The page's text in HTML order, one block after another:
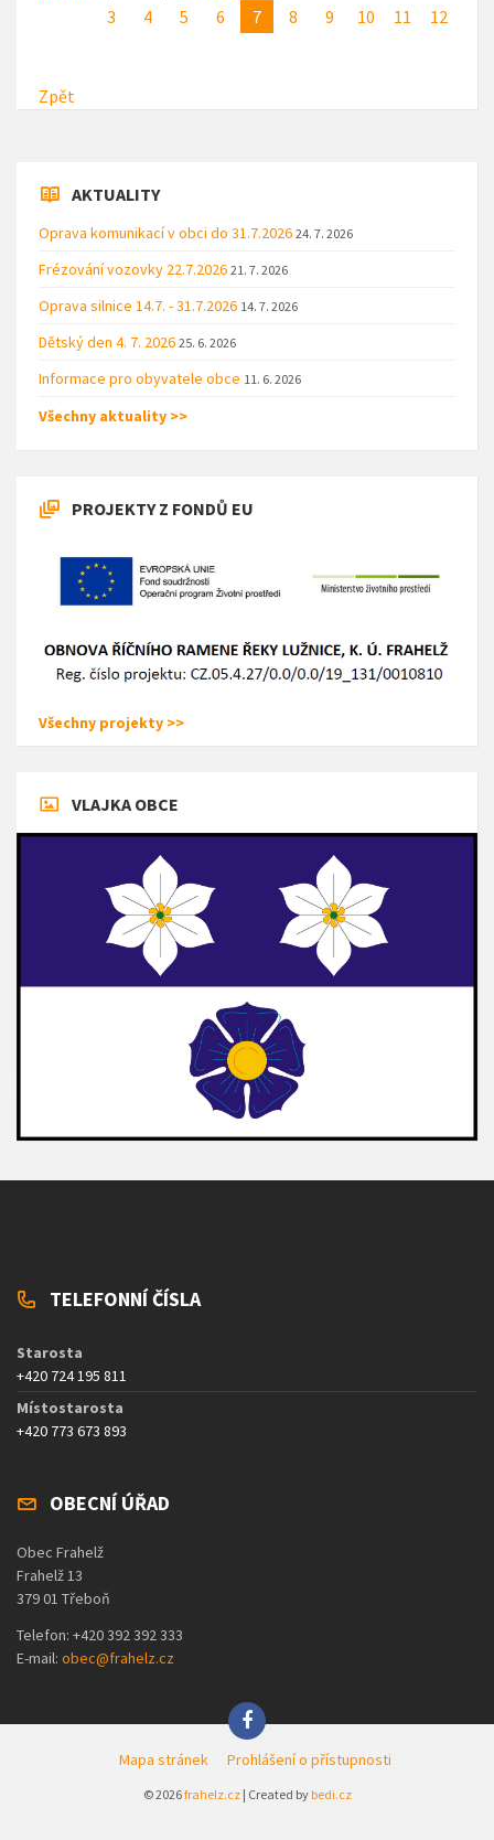
3
4 5 6 7 8 9 10 11 12
Zpět
AKTUALITY
Oprava komunikací v obci do 31.7.2026 24. 7. 2026
Frézování vozovky 22.7.2026 21. 7. 2026
Oprava silnice 14.7. - 31.7.2026 14. 7. 2026
Dětský den 4. 7. 2026 25. 6. 2026
Informace pro obyvatele obce 11. 6. 2026
Všechny aktuality >>
PROJEKTY Z FONDŮ EU
Všechny projekty >>
VLAJKA OBCE
TELEFONNÍ ČÍSLA
Starosta
+420 724 195 811
Místostarosta
+420 773 673 893
OBECNÍ ÚŘAD
Obec Frahelž
Frahelž 13
379 01 Třeboň
Telefon: +420 392 392 333
E-mail: obec@frahelz.cz
Mapa stránek Prohlášení o přístupnosti
© 2026frahelz.cz| Created bybedi.cz